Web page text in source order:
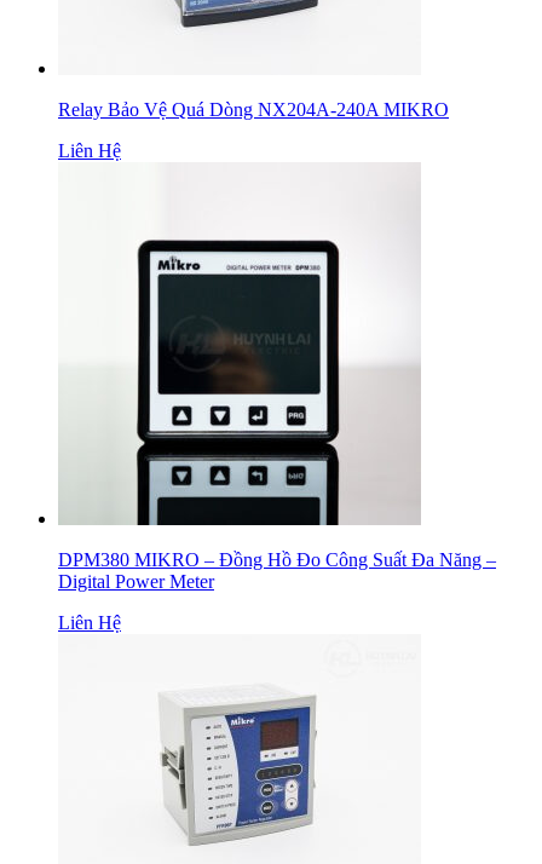
Relay Bảo Vệ Quá Dòng NX204A-240A MIKRO
Liên Hệ
DPM380 MIKRO – Đồng Hồ Đo Công Suất Đa Năng –
Digital Power Meter
Liên Hệ